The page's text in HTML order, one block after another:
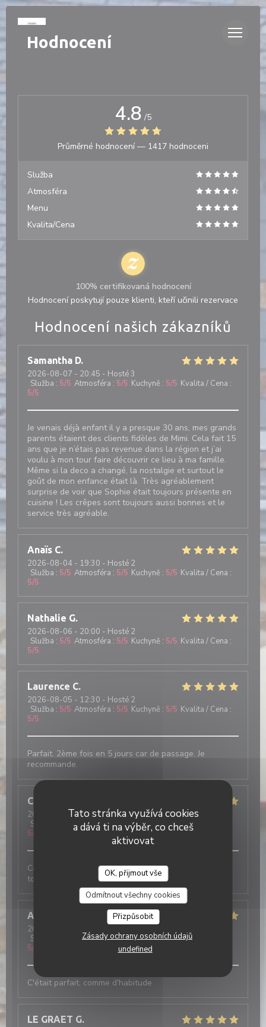
Panel pro správu cookies
Tato stránka využívá cookies
a dává ti na výběr, co chceš
aktivovat
OK, přijmout vše
Odmítnout všechny cookies
Přizpůsobit
Zásady ochrany osobních údajů
undefined
Hodnocení
Hodnocení našich zákazníků
Samantha D
2026-08-07 - 20:45 - Hosté 3
Služba : 5/5 Atmosféra : 5/5 Kuchyně : 5/5 Kvalita / Cena :
5/5
Je venais déjà enfant il y a presque 30 ans, mes grands
parents étaient des clients fidèles de Mimi. Cela fait 15
ans que je n’étais pas revenue dans la région et j’ai
voulu à mon tour faire découvrir ce lieu à ma famille.
Même si la deco a changé, la nostalgie et surtout le
goût de mon enfance était là. Très agréablement
surprise de voir que Sophie était toujours présente en
cuisine ! Les crêpes sont toujours aussi bonnes et le
service très agréable.
Anaïs C
2026-08-04 - 19:30 - Hosté 2
Služba : 5/5 Atmosféra : 5/5 Kuchyně : 5/5 Kvalita / Cena :
5/5
Nathalie G
2026-08-06 - 20:00 - Hosté 2
Služba : 5/5 Atmosféra : 5/5 Kuchyně : 5/5 Kvalita / Cena :
5/5
Laurence C
2026-08-05 - 12:30 - Hosté 2
Služba : 5/5 Atmosféra : 5/5 Kuchyně : 5/5 Kvalita / Cena :
5/5
Parfait. 2ème fois en 5 jours car de passage. Je
recommande.
Camille
2026-08-04 - 19:00 - Hosté 3
Služba
Atmosféra :5/5 Kuchyně: 5/5 Kvalita / Cena
5/5
Ce n’est pas la première fois que je viens et je suis
toujours très contente!
Annie
2026-07-30
Služba
Atmosféra:5/5 Kuchyně:5/5 Kvalita / Cena
5/5
C'était parfait, comme d'habitude
LE GRAET G
4.8 /5
Průměrné hodnocení — 1417 hodnoceni
Služba
Atmosféra
Menu
Kvalita/Cena
100% certifikovaná hodnocení
Hodnocení poskytují pouze klienti, kteří učinili rezervace